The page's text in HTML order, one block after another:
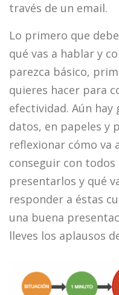
través de un email.
Lo primero que
qué vas a hablar y
parezca básico,
quieres hacer para
efectividad. Aún
datos, en papeles y
reflexionar cómo va
conseguir con todos
presentarlos y qué
responder a éstas
una buena
lleves los aplausos